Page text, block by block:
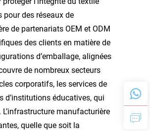
des réseaux de
de partenariats OEM et ODM
des clients en matière de
d’emballage, alignées
de nombreux secteurs
corporatifs, les services de
d’institutions éducatives, qui
manufacturière
quelle que soit la